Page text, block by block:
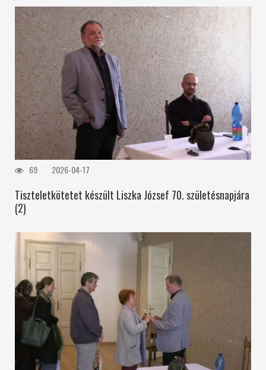
69 2026-04-17
Tiszteletkötetet készült Liszka József 70. születésnapjára
(2)